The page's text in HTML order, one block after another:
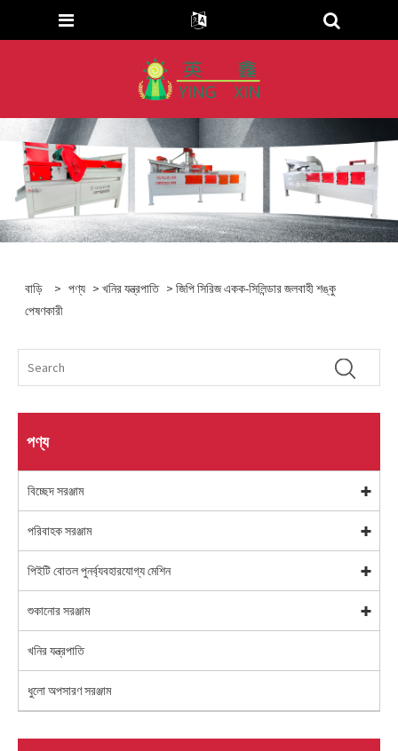
বাড়ি > পণ্য >খনির যন্ত্রপাতি > জিপি সিরিজ একক-সিলিন্ডার জলবাহী শঙ্কু
পেষণকারী
পণ্য
বিচ্ছেদ সরঞ্জাম
পরিবাহক সরঞ্জাম
পিইটি বোতল পুনর্ব্যবহারযোগ্য মেশিন
শুকানোর সরঞ্জাম
খনির যন্ত্রপাতি
ধুলো অপসারণ সরঞ্জাম